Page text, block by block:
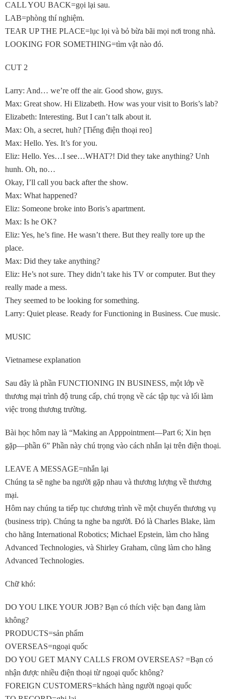
CALL YOU BACK=gọi lại sau.
LAB=phòng thí nghiệm.
TEAR UP THE PLACE=lục lọi và bỏ bừa bãi mọi nơi trong nhà.
LOOKING FOR SOMETHING=tìm vật nào đó.
CUT 2
Larry: And… we’re off the air. Good show, guys.
Max: Great show. Hi Elizabeth. How was your visit to Boris’s lab?
Elizabeth: Interesting. But I can’t talk about it.
Max: Oh, a secret, huh? [Tiếng điện thoại reo]
Max: Hello. Yes. It’s for you.
Eliz: Hello. Yes…I see…WHAT?! Did they take anything? Unh
hunh. Oh, no…
Okay, I’ll call you back after the show.
Max: What happened?
Eliz: Someone broke into Boris’s apartment.
Max: Is he OK?
Eliz: Yes, he’s fine. He wasn’t there. But they really tore up the
place.
Max: Did they take anything?
Eliz: He’s not sure. They didn’t take his TV or computer. But they
really made a mess.
They seemed to be looking for something.
Larry: Quiet please. Ready for Functioning in Business. Cue music.
MUSIC
Vietnamese explanation
Sau đây là phần FUNCTIONING IN BUSINESS, một lớp về
thương mại trình độ trung cấp, chú trọng về các tập tục và lối làm
việc trong thương trường.
Bài học hôm nay là “Making an Apppointment—Part 6; Xin hẹn
gặp—phần 6” Phần này chú trọng vào cách nhắn lại trên điện thoại.
LEAVE A MESSAGE=nhắn lại
Chúng ta sẽ nghe ba người gặp nhau và thương lượng về thương
mại.
Hôm nay chúng ta tiếp tục chương trình về một chuyến thương vụ
(business trip). Chúng ta nghe ba người. Đó là Charles Blake, làm
cho hãng International Robotics; Michael Epstein, làm cho hãng
Advanced Technologies, và Shirley Graham, cũng làm cho hãng
Advanced Technologies.
Chữ khó:
DO YOU LIKE YOUR JOB? Bạn có thích việc bạn đang làm
không?
PRODUCTS=sản phẩm
OVERSEAS=ngoại quốc
DO YOU GET MANY CALLS FROM OVERSEAS? =Bạn có
nhận được nhiều điện thoại từ ngoại quốc không?
FOREIGN CUSTOMERS=khách hàng người ngoại quốc